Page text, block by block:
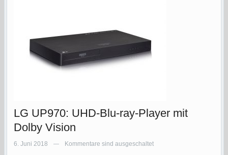
LG UP970: UHD-Blu-ray-Player mit
Dolby Vision
6. Juni 2018 — Kommentare sind ausgeschaltet